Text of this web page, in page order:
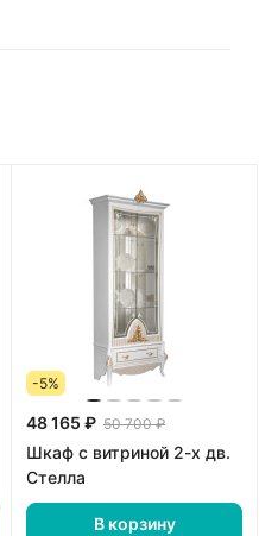
-5%
48 165 ₽ 50 700 ₽
Шкаф с витриной 2-х дв.
Стелла
В корзину